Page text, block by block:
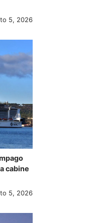
5, 2026
cabine
5, 2026